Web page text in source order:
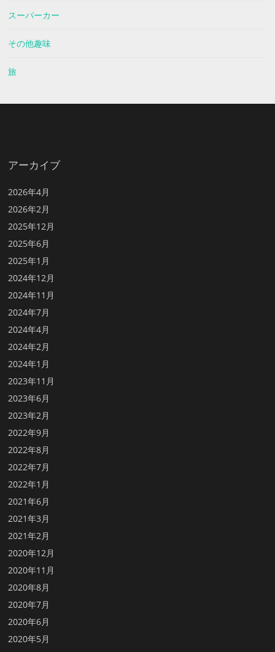
スーパーカー
その他趣味
旅
アーカイブ
2026年4月
2026年2月
2025年12月
2025年6月
2025年1月
2024年12月
2024年11月
2024年7月
2024年4月
2024年2月
2024年1月
2023年11月
2023年6月
2023年2月
2022年9月
2022年8月
2022年7月
2022年1月
2021年6月
2021年3月
2021年2月
2020年12月
2020年11月
2020年8月
2020年7月
2020年6月
2020年5月